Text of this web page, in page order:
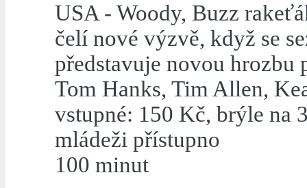
USA - Woody, Buzz
čelí nové výzvě, když se
představuje novou
Tom Hanks, Tim Allen,
vstupné: 150 Kč, brýle na
mládeži přístupno
100 minut